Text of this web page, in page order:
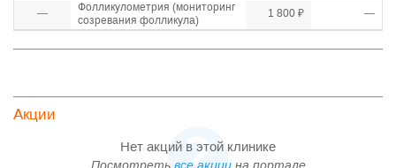
—
Фолликулометрия (мониторинг
созревания фолликула)
1 800 ₽ —
Акции
Нет акций в этой клинике